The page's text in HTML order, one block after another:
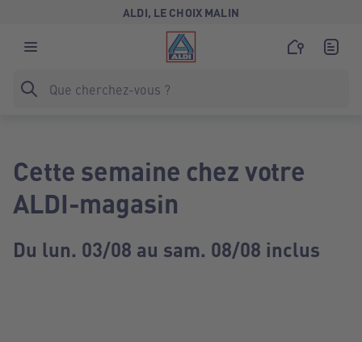
ALDI, LE CHOIX MALIN
Cette semaine chez votre
ALDI-magasin
Du lun. 03/08 au sam. 08/08 inclus